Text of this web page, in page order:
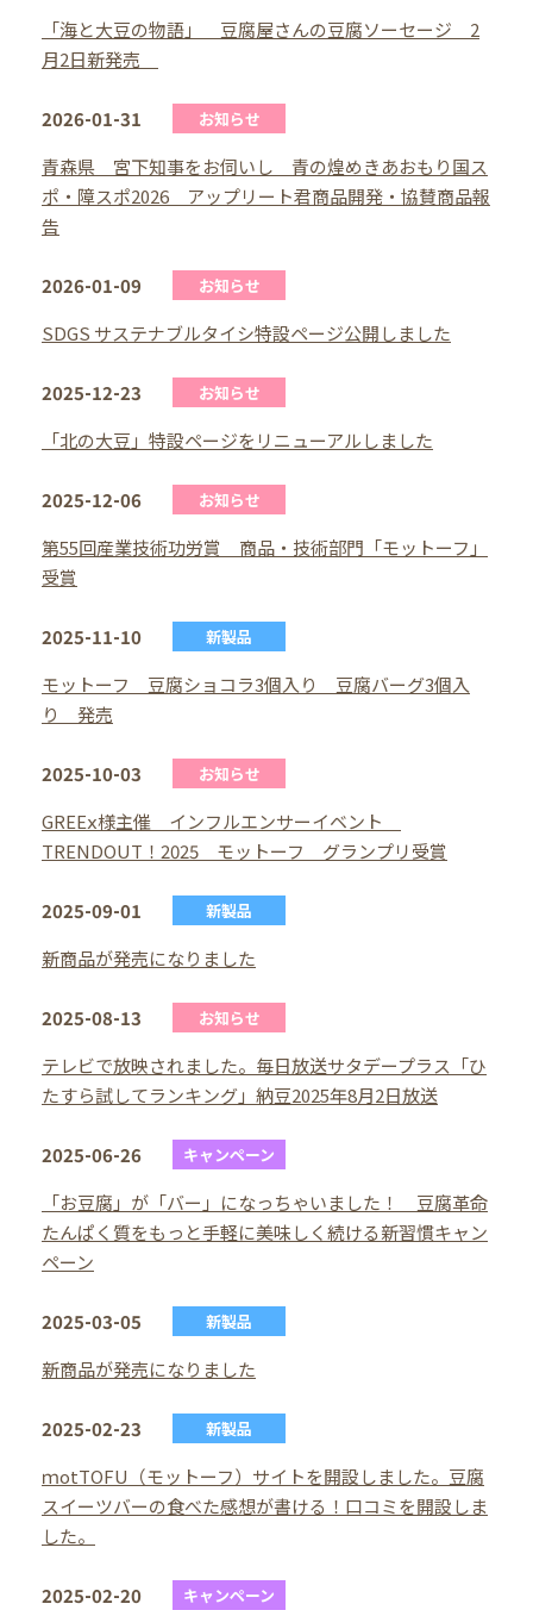
「海と大豆の物語」 豆腐屋さんの豆腐ソーセージ 2
月2日新発売
2026-01-31 お知らせ
青森県 宮下知事をお伺いし 青の煌めきあおもり国ス
ポ・障スポ2026 アップリート君商品開発・協賛商品報
告
2026-01-09 お知らせ
SDGS サステナブルタイシ特設ページ公開しました
2025-12-23 お知らせ
「北の大豆」特設ページをリニューアルしました
2025-12-06 お知らせ
第55回産業技術功労賞 商品・技術部門「モットーフ」
受賞
2025-11-10 新製品
モットーフ 豆腐ショコラ3個入り 豆腐バーグ3個入
り 発売
2025-10-03 お知らせ
GREEⅹ様主催 インフルエンサーイベント
TRENDOUT！2025 モットーフ グランプリ受賞
2025-09-01 新製品
新商品が発売になりました
2025-08-13 お知らせ
テレビで放映されました。毎日放送サタデープラス「ひ
たすら試してランキング」納豆2025年8月2日放送
2025-06-26 キャンペーン
「お豆腐」が「バー」になっちゃいました！ 豆腐革命
たんぱく質をもっと手軽に美味しく続ける新習慣キャン
ペーン
2025-03-05 新製品
新商品が発売になりました
2025-02-23 新製品
ｍotTOFU（モットーフ）サイトを開設しました。豆腐
スイーツバーの食べた感想が書ける！口コミを開設しま
した。
2025-02-20 キャンペーン